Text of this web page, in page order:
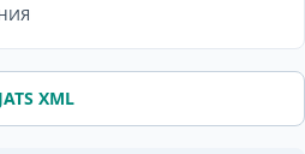
JATS XML